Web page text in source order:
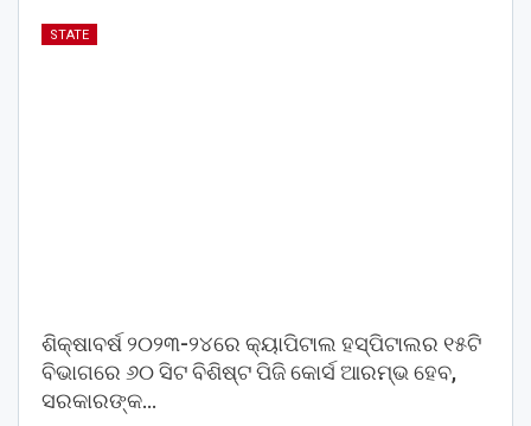
STATE
ଶିକ୍ଷାବର୍ଷ ୨୦୨୩-୨୪ରେ କ୍ୟାପିଟାଲ ହସ୍ପିଟାଲର ୧୫ଟି
ବିଭାଗରେ ୬୦ ସିଟ ବିଶିଷ୍ଟ ପିଜି କୋର୍ସ ଆରମ୍ଭ ହେବ,
ସରକାରଙ୍କ…